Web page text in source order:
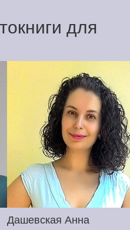
для
Дашевская Анна